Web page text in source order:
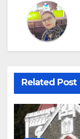
Related Post